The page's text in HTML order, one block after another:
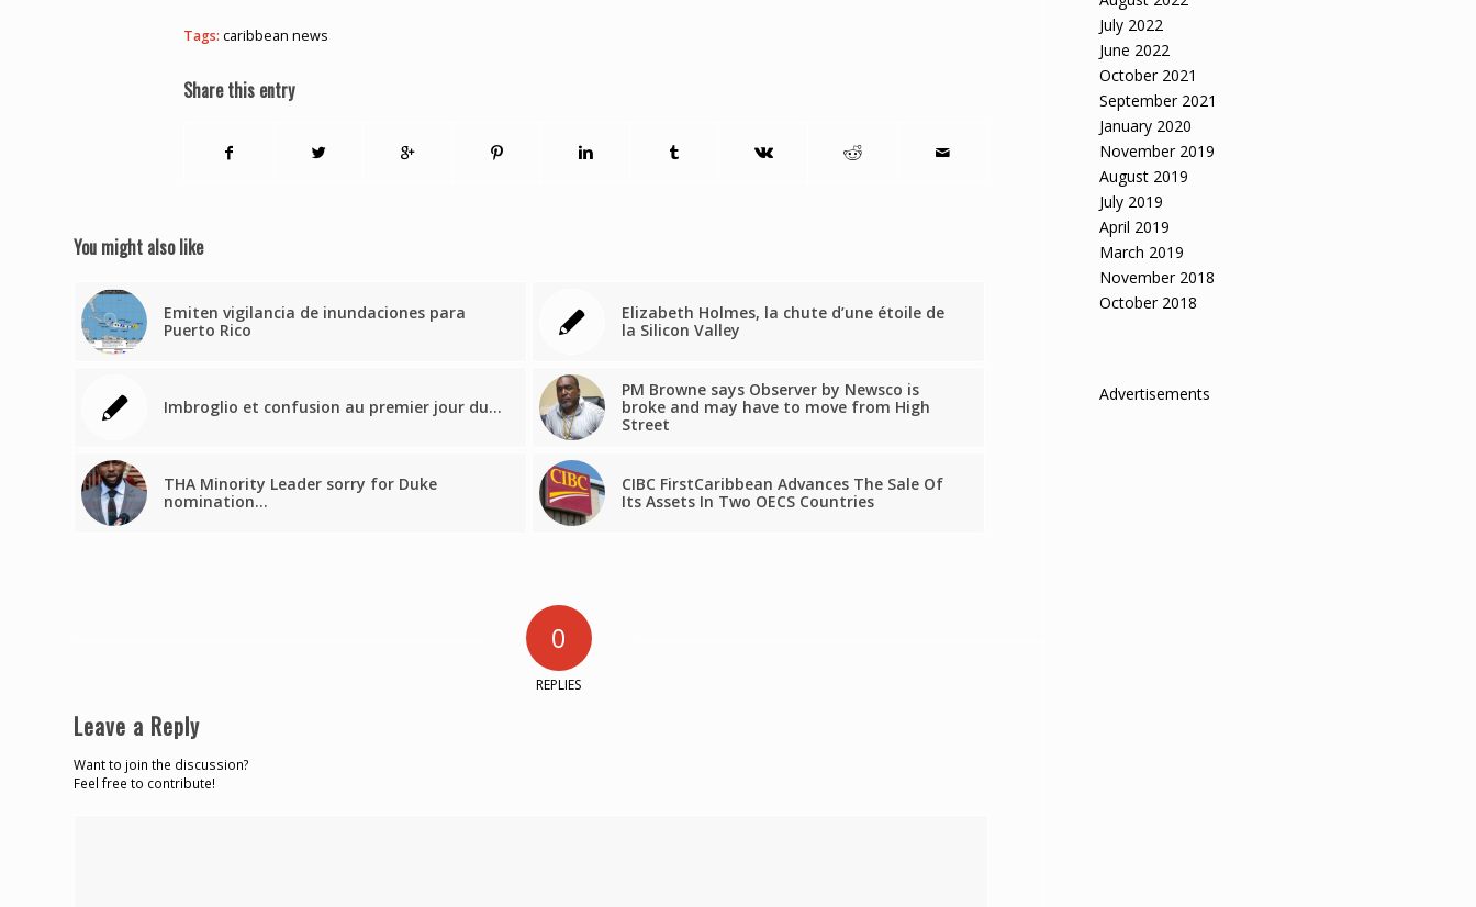
Tags: caribbean news
Share this entry
You might also like
Emiten vigilancia de inundaciones para
Puerto Rico
Elizabeth Holmes, la chute d’une étoile de
la Silicon Valley
Imbroglio et confusion au premier jour du…
PM Browne says Observer by Newsco is
broke and may have to move from High
Street
THA Minority Leader sorry for Duke
nomination…
CIBC FirstCaribbean Advances The Sale Of
Its Assets In Two OECS Countries
0
REPLIES
Leave a Reply
Want to join the discussion?
Feel free to contribute!
July 2022
June 2022
October 2021
September 2021
January 2020
November 2019
August 2019
July 2019
April 2019
March 2019
November 2018
October 2018
Advertisements